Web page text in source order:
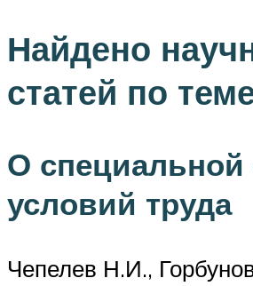
Найдено
статей по
О специальной
условий труда
Чепелев Н.И.,